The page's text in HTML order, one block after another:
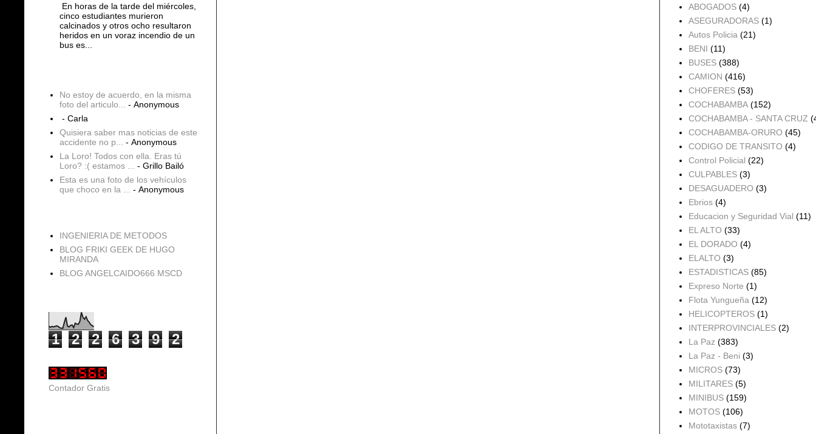
En horas de la tarde del miércoles,
cinco estudiantes murieron
calcinados y otros ocho resultaron
heridos en un voraz incendio de un
bus es...
No estoy de acuerdo, en la misma
foto del articulo...
- Anonymous
- Carla
Quisiera saber mas noticias de este
accidente no p...
- Anonymous
La Loro! Todos con ella. Eras tú
Loro? :( estamos ...
- Grillo Bailó
Esta es una foto de los vehículos
que choco en la ...
- Anonymous
INGENIERIA DE METODOS
BLOG FRIKI GEEK DE HUGO
MIRANDA
BLOG ANGELCAIDO666 MSCD
1 2 2 6 3 9 2
Contador Gratis
ABOGADOS (4)
ASEGURADORAS (1)
Autos Policia (21)
BENI (11)
BUSES (388)
CAMION (416)
CHOFERES (53)
COCHABAMBA (152)
COCHABAMBA - SANTA CRUZ
COCHABAMBA-ORURO (45)
CODIGO DE TRANSITO (4)
Control Policial (22)
CULPABLES (3)
DESAGUADERO (3)
Ebrios (4)
Educacion y Seguridad Vial (11)
EL ALTO (33)
EL DORADO (4)
ELALTO (3)
ESTADISTICAS (85)
Expreso Norte (1)
Flota Yungueña (12)
HELICOPTEROS (1)
INTERPROVINCIALES (2)
La Paz (383)
La Paz - Beni (3)
MICROS (73)
MILITARES (5)
MINIBUS (159)
MOTOS (106)
Mototaxistas (7)